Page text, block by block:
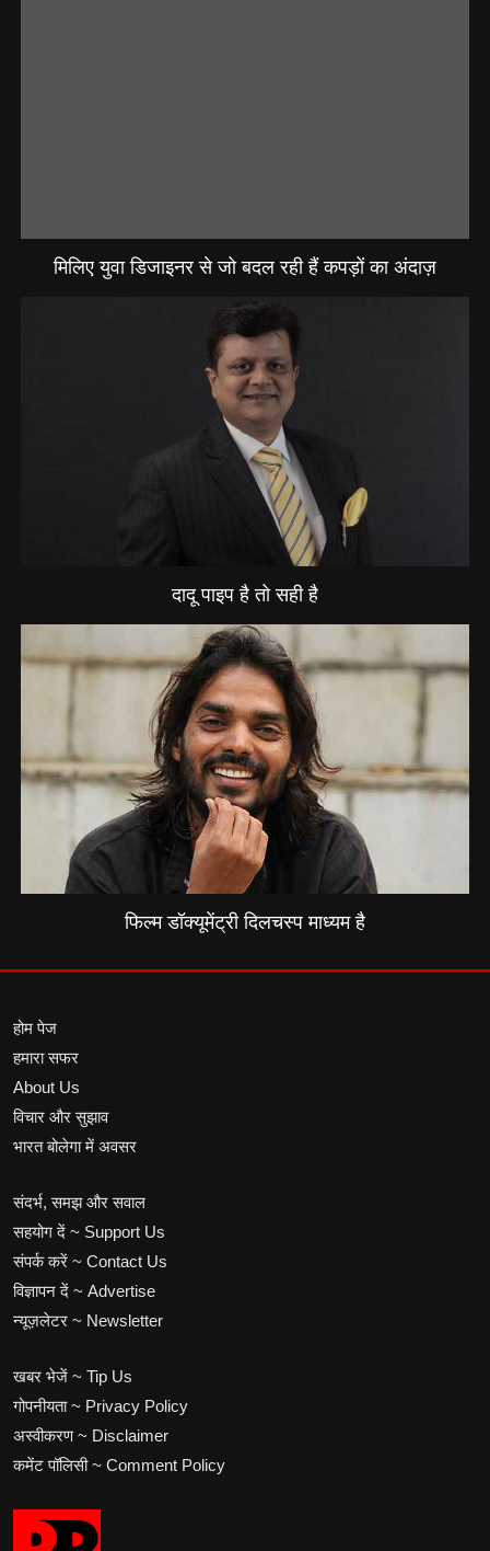
मिलिए युवा डिजाइनर से जो बदल रही हैं कपड़ों का अंदाज़
दादू पाइप है तो सही है
फिल्म डॉक्यूमेंट्री दिलचस्प माध्यम है
होम पेज
हमारा सफर
About Us
विचार और सुझाव
भारत बोलेगा में अवसर
संदर्भ, समझ और सवाल
सहयोग दें ~ Support Us
संपर्क करें ~ Contact Us
विज्ञापन दें ~ Advertise
न्यूज़लेटर ~ Newsletter
खबर भेजें ~ Tip Us
गोपनीयता ~ Privacy Policy
अस्वीकरण ~ Disclaimer
कमेंट पॉलिसी ~ Comment Policy